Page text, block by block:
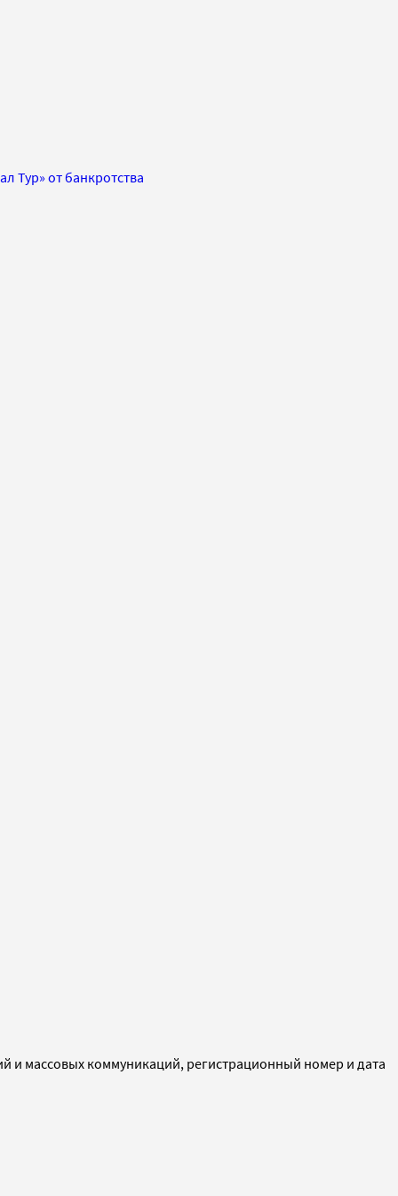
Тур» от банкротства
и массовых коммуникаций, регистрационный номер и дата